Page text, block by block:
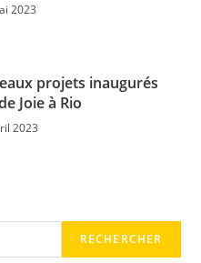
2023
projets inaugurés
Joie à Rio
2023
RECHERCHER